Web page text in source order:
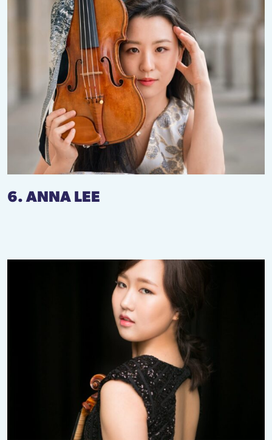
6. ANNA LEE